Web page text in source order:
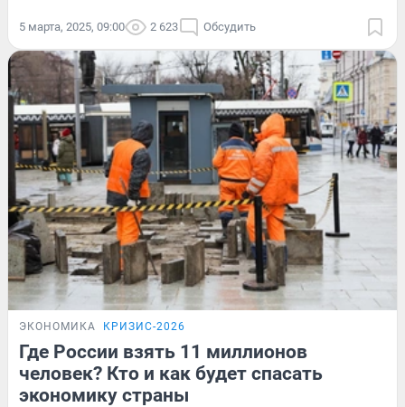
5 марта, 2025, 09:00 2 623 Обсудить
ЭКОНОМИКА КРИЗИС-2026
Где России взять 11 миллионов
человек? Кто и как будет спасать
экономику страны